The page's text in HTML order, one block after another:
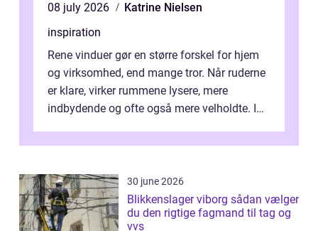
08 july 2026
Katrine Nielsen
inspiration
Rene vinduer gør en større forskel for hjem
og virksomhed, end mange tror. Når ruderne
er klare, virker rummene lysere, mere
indbydende og ofte også mere velholdte. I
30 june 2026
Blikkenslager viborg sådan vælger
du den rigtige fagmand til tag og
vvs